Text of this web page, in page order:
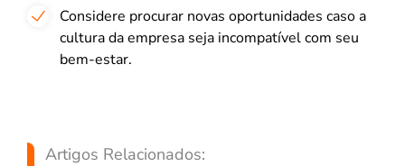
Considere procurar novas oportunidades caso a
cultura da empresa seja incompatível com seu
bem-estar.
Artigos Relacionados: